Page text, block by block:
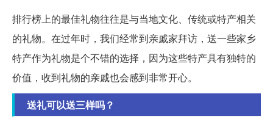
排行榜上的最佳礼物往往是与当地文化、传统或特产相关
的礼物。在过年时，我们经常到亲戚家拜访，送一些家乡
特产作为礼物是个不错的选择，因为这些特产具有独特的
价值，收到礼物的亲戚也会感到非常开心。
送礼可以送三样吗？